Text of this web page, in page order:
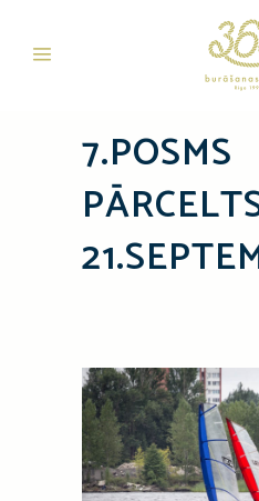
7.POSMS